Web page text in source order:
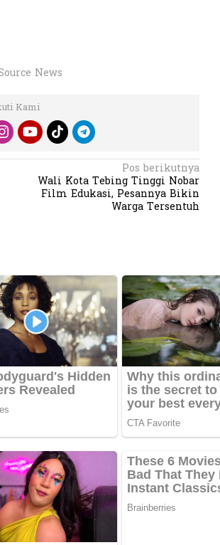
News
Kami
Pos berikutnya
Wali Kota Tebing Tinggi Nobar
Film Edukasi, Pesannya Bikin
Warga Tersentuh